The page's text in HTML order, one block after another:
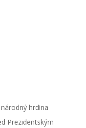
hrdina
Prezidentským